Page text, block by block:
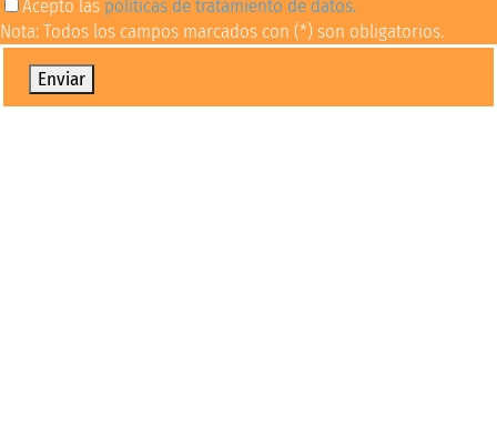
Acepto las políticas de tratamiento de datos.
Nota: Todos los campos marcados con (*) son obligatorios.